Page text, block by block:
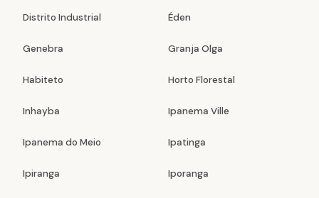
Distrito Industrial Éden
Genebra Granja Olga
Habiteto Horto Florestal
Inhayba Ipanema Ville
Ipanema do Meio Ipatinga
Ipiranga Iporanga